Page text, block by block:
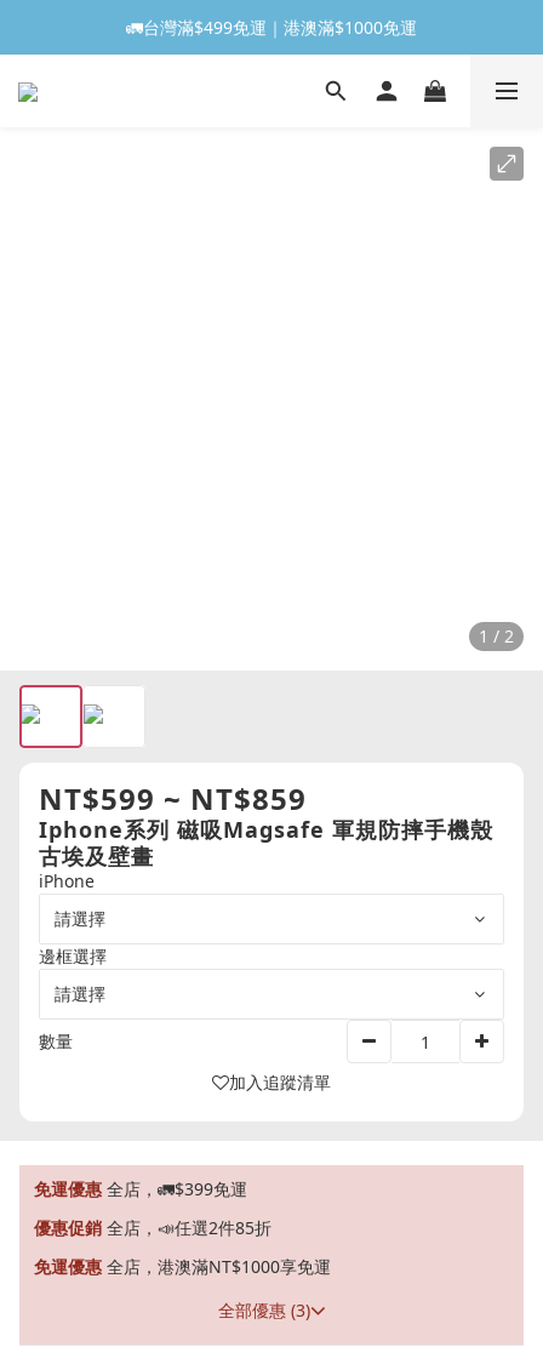
🚛台灣滿$499免運｜港澳滿$1000免運
1 / 2
NT$599 ~ NT$859
Iphone系列 磁吸Magsafe 軍規防摔手機殼
古埃及壁畫
iPhone
邊框選擇
數量
加入追蹤清單
免運優惠 全店，🚛$399免運
優惠促銷 全店，📣任選2件85折
免運優惠 全店，港澳滿NT$1000享免運
全部優惠 (3)